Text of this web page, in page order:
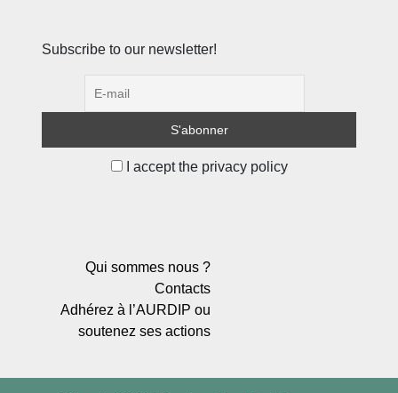
Subscribe to our newsletter!
I accept the privacy policy
Qui sommes nous ?
Contacts
Adhérez à l’AURDIP ou
soutenez ses actions